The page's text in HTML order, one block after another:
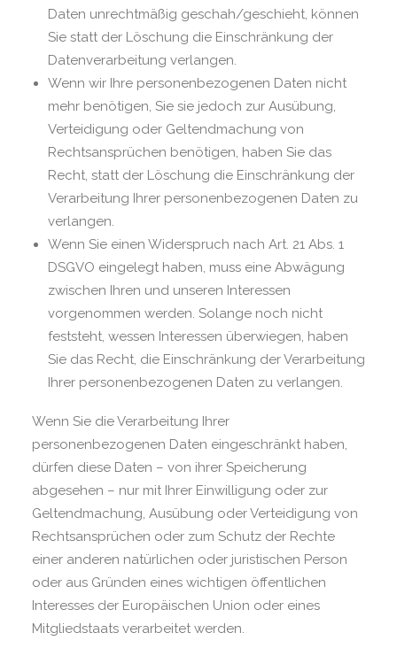
Daten unrechtmäßig geschah/geschieht, können
Sie statt der Löschung die Einschränkung der
Datenverarbeitung verlangen.
Wenn wir Ihre personenbezogenen Daten nicht
mehr benötigen, Sie sie jedoch zur Ausübung,
Verteidigung oder Geltendmachung von
Rechtsansprüchen benötigen, haben Sie das
Recht, statt der Löschung die Einschränkung der
Verarbeitung Ihrer personenbezogenen Daten zu
verlangen.
Wenn Sie einen Widerspruch nach Art. 21 Abs. 1
DSGVO eingelegt haben, muss eine Abwägung
zwischen Ihren und unseren Interessen
vorgenommen werden. Solange noch nicht
feststeht, wessen Interessen überwiegen, haben
Sie das Recht, die Einschränkung der Verarbeitung
Ihrer personenbezogenen Daten zu verlangen.
Wenn Sie die Verarbeitung Ihrer
personenbezogenen Daten eingeschränkt haben,
dürfen diese Daten – von ihrer Speicherung
abgesehen – nur mit Ihrer Einwilligung oder zur
Geltendmachung, Ausübung oder Verteidigung von
Rechtsansprüchen oder zum Schutz der Rechte
einer anderen natürlichen oder juristischen Person
oder aus Gründen eines wichtigen öffentlichen
Interesses der Europäischen Union oder eines
Mitgliedstaats verarbeitet werden.